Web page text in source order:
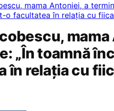
mama Antoniei, a
o facultatea în relația cu
„În toamnă
în relația cu